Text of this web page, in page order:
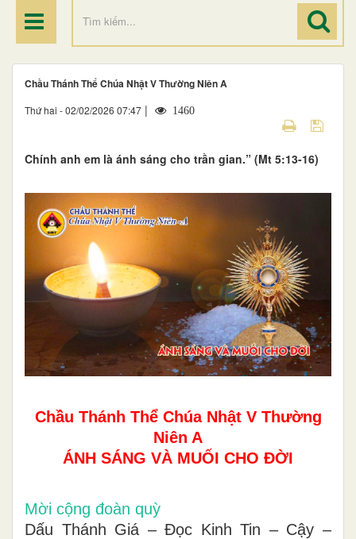
Chầu Thánh Thể Chúa Nhật V Thường Niên A
Thứ hai - 02/02/2026 07:47 | 1460
Chính anh em là ánh sáng cho trần gian.” (Mt 5:13-16)
Chầu Thánh Thể Chúa Nhật V Thường
Niên A
ÁNH SÁNG VÀ MUỐI CHO ĐỜI
Mời cộng đoàn quỳ
Dấu Thánh Giá – Đọc Kinh Tin – Cậy –